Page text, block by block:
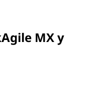
MX y